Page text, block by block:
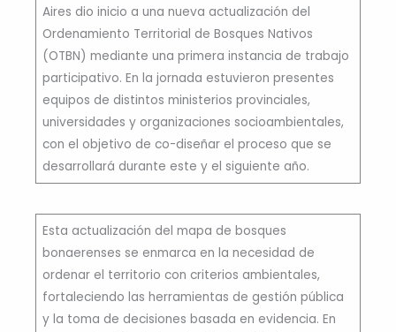
Aires dio inicio a una nueva actualización del
Ordenamiento Territorial de Bosques Nativos
(OTBN) mediante una primera instancia de trabajo
participativo. En la jornada estuvieron presentes
equipos de distintos ministerios provinciales,
universidades y organizaciones socioambientales,
con el objetivo de co-diseñar el proceso que se
desarrollará durante este y el siguiente año.
Esta actualización del mapa de bosques
bonaerenses se enmarca en la necesidad de
ordenar el territorio con criterios ambientales,
fortaleciendo las herramientas de gestión pública
y la toma de decisiones basada en evidencia. En